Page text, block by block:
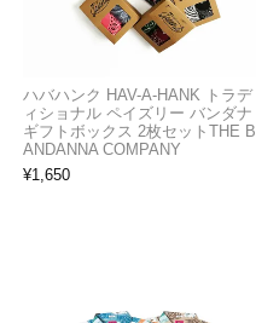
ハバハンク HAV-A-HANK トラデ
ィショナル ペイズリー バンダナ
ギフトボックス 2枚セットTHE B
ANDANNA COMPANY
¥1,650